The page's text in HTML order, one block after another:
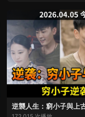
逆襲人生：窮小子與上